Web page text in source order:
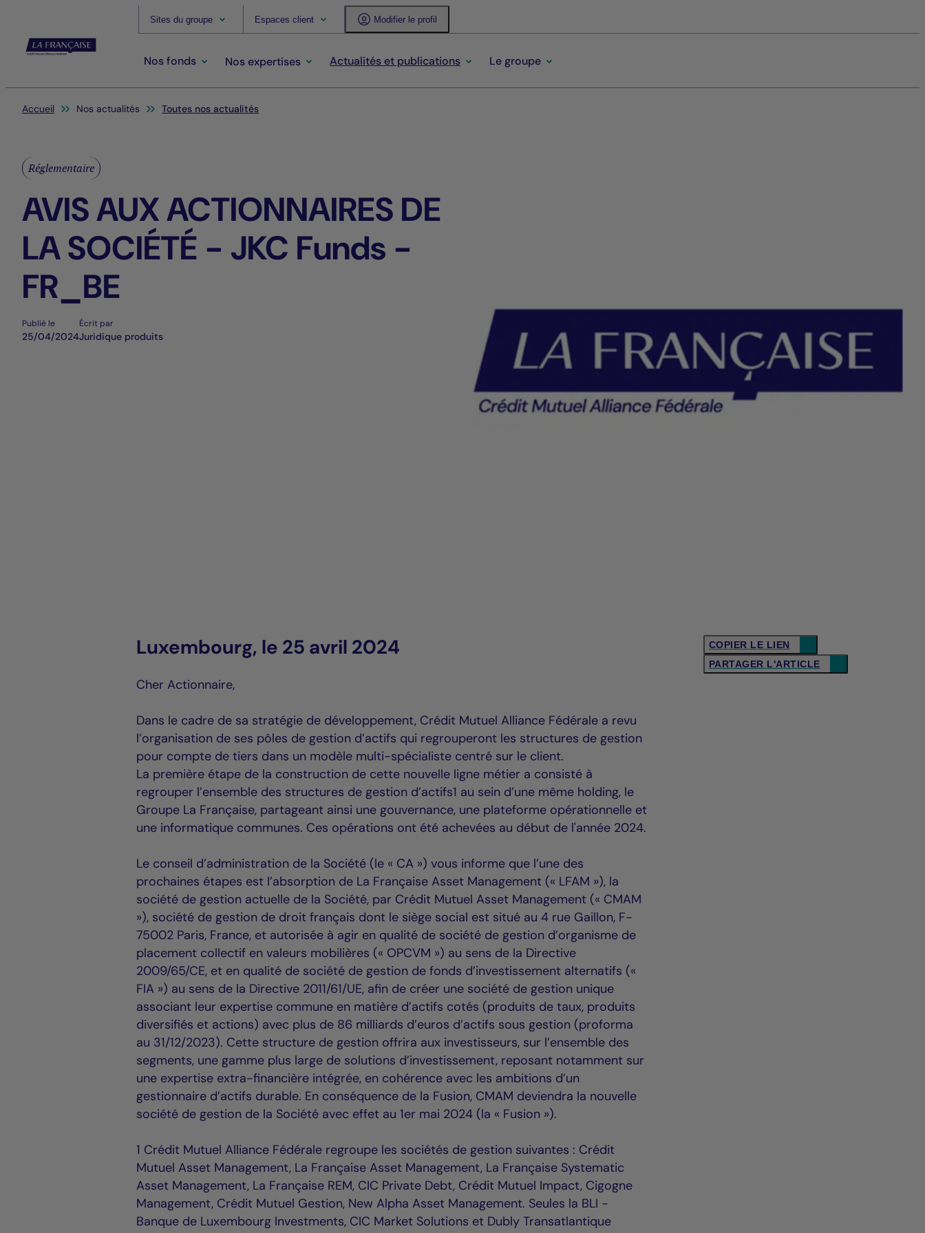
Sites du groupe Espaces client Modifier le profil
Nos fonds Nos expertises Actualités et publications Le groupe
Vous êtes ici:
Accueil Nos actualités Toutes nos actualités
Réglementaire
AVIS AUX ACTIONNAIRES DE
LA SOCIÉTÉ - JKC Funds -
FR_BE
Publié le
25/04/2024
Écrit par
Juridique produits
COPIER LE LIEN
PARTAGER L'ARTICLE
Luxembourg, le 25 avril 2024
Cher Actionnaire,
Dans le cadre de sa stratégie de développement, Crédit Mutuel Alliance Fédérale a revu
l’organisation de ses pôles de gestion d’actifs qui regrouperont les structures de gestion
pour compte de tiers dans un modèle multi-spécialiste centré sur le client.
La première étape de la construction de cette nouvelle ligne métier a consisté à
regrouper l’ensemble des structures de gestion d’actifs1 au sein d’une même holding, le
Groupe La Française, partageant ainsi une gouvernance, une plateforme opérationnelle et
une informatique communes. Ces opérations ont été achevées au début de l'année 2024.
Le conseil d’administration de la Société (le « CA ») vous informe que l’une des
prochaines étapes est l’absorption de La Française Asset Management (« LFAM »), la
société de gestion actuelle de la Société, par Crédit Mutuel Asset Management (« CMAM
»), société de gestion de droit français dont le siège social est situé au 4 rue Gaillon, F-
75002 Paris, France, et autorisée à agir en qualité de société de gestion d’organisme de
placement collectif en valeurs mobilières (« OPCVM ») au sens de la Directive
2009/65/CE, et en qualité de société de gestion de fonds d’investissement alternatifs («
FIA ») au sens de la Directive 2011/61/UE, afin de créer une société de gestion unique
associant leur expertise commune en matière d’actifs cotés (produits de taux, produits
diversifiés et actions) avec plus de 86 milliards d’euros d’actifs sous gestion (proforma
au 31/12/2023). Cette structure de gestion offrira aux investisseurs, sur l’ensemble des
segments, une gamme plus large de solutions d’investissement, reposant notamment sur
une expertise extra-financière intégrée, en cohérence avec les ambitions d’un
gestionnaire d’actifs durable. En conséquence de la Fusion, CMAM deviendra la nouvelle
société de gestion de la Société avec effet au 1er mai 2024 (la « Fusion »).
1 Crédit Mutuel Alliance Fédérale regroupe les sociétés de gestion suivantes : Crédit
Mutuel Asset Management, La Française Asset Management, La Française Systematic
Asset Management, La Française REM, CIC Private Debt, Crédit Mutuel Impact, Cigogne
Management, Crédit Mutuel Gestion, New Alpha Asset Management. Seules la BLI -
Banque de Luxembourg Investments, CIC Market Solutions et Dubly Transatlantique